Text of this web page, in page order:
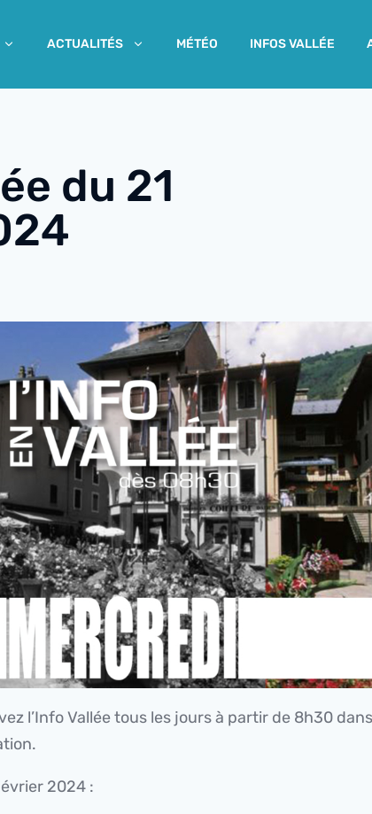
ACTUALITÉS MÉTÉO INFOS VALLÉE
du 21
l’Info Vallée tous les jours à partir de 8h30
2024 :